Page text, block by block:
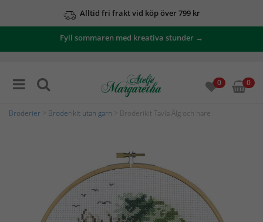
Alltid fri frakt vid köp över 799 kr
Fyll sommaren med kreativa stunder →
0 0
Broderier Broderikit utan garn > Broderikit Tavla Älg och hare